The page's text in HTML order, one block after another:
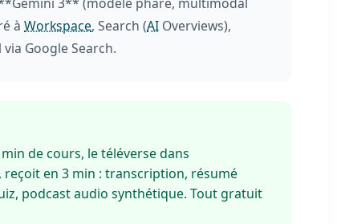
3** (modèle phare, multimodal
àWorkspace, Search (AI Overviews),
Google Search.
de cours, le téléverse dans
en 3 min : transcription, résumé
podcast audio synthétique. Tout gratuit